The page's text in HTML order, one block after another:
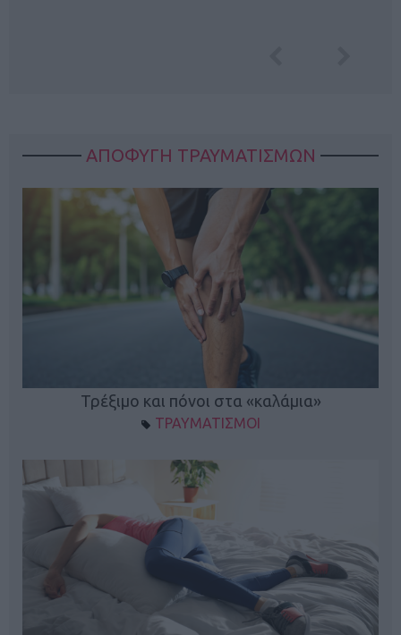
ΑΠΟΦΥΓΗ ΤΡΑΥΜΑΤΙΣΜΩΝ
Τρέξιμο και πόνοι στα «καλάμια»
ΤΡΑΥΜΑΤΙΣΜΟΙ